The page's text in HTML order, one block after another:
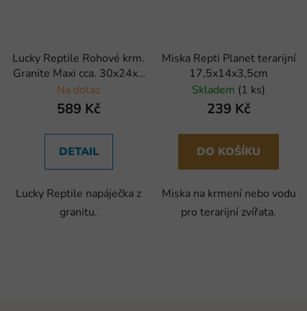
Lucky Reptile Rohové krm.
Granite Maxi cca. 30x24x5
cm
Na dotaz
589 Kč
DETAIL
Lucky Reptile napáječka z
granitu.
Miska Repti Planet terarijní
17,5x14x3,5cm
Skladem (1 ks)
239 Kč
DO KOŠÍKU
Miska na krmení nebo vodu
pro terarijní zvířata.